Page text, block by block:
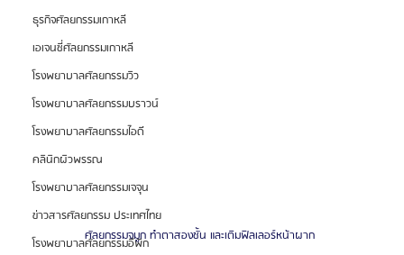
ธุรกิจศัลยกรรมเกาหลี
เอเจนซี่ศัลยกรรมเกาหลี
โรงพยาบาลศัลยกรรมวิว
โรงพยาบาลศัลยกรรมบราวน์
โรงพยาบาลศัลยกรรมไอดี
คลินิกผิวพรรณ
โรงพยาบาลศัลยกรรมเจจุน
ข่าวสารศัลยกรรม ประเทศไทย
โรงพยาบาลศัลยกรรมอีพิก
ศัลยกรรมจมูก ทำตาสองชั้น และเติมฟิลเลอร์หน้าผาก